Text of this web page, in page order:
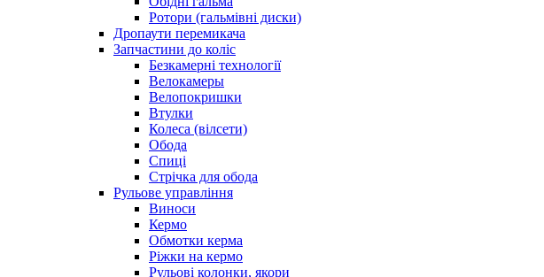
Ротори (гальмівні диски)
Дропаути перемикача
Запчастини до коліс
Безкамерні технології
Велокамеры
Велопокришки
Втулки
Колеса (вілсети)
Обода
Спиці
Стрічка для обода
Рульове управління
Виноси
Кермо
Обмотки керма
Ріжки на кермо
Рульові колонки, якори